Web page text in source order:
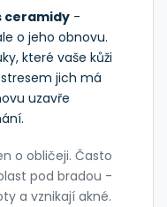
ceramidy -
o jeho obnovu.
které vaše kůži
jich má
uzavře
o obličeji. Často
pod bradou -
a vznikají akné.